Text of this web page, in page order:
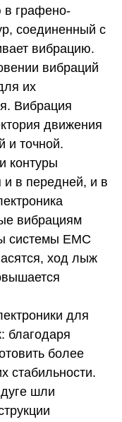
в графено-
соединенный с
вибрацию.
вибраций
их
Вибрация
движения
и точной.
контуры
и в передней, и в
вибрациям
системы EMC
ход лыж
для
благодаря
более
стабильности.
шли